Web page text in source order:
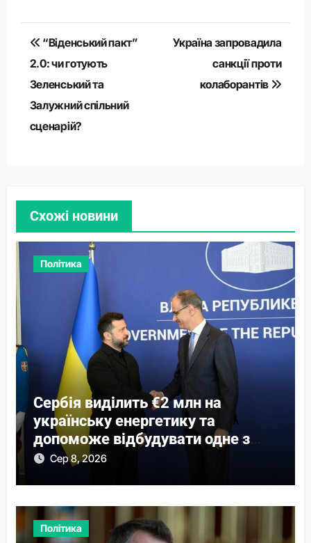
Навігація
записів
“Віденський пакт”
2.0: чи готують
Зеленський та
Залужний спільний
сценарій?
Україна запровадила
санкції проти
колаборантів
Схожі новини
Політика
Сербія виділить €2 млн на
українську енергетику та
допоможе відбудувати одне з
містСер 8, 2026
Політика